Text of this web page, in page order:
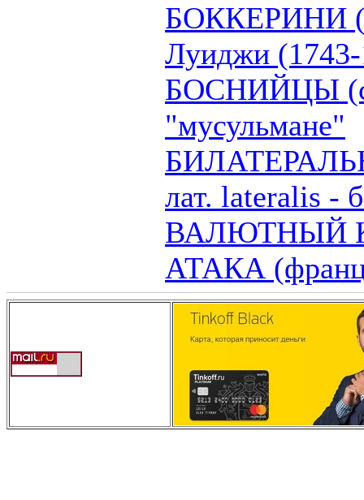
БОККЕРИНИ
Луиджи
БОСНИЙЦЫ
"мусульмане"
лат. lateralis -
ВАЛЮТНЫЙ
АТАКА (франц